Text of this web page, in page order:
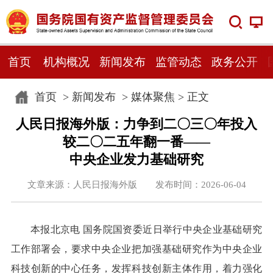
首页 机构概况 新闻发布 监管动态 政务公开
首页> 新闻发布> 媒体聚焦 > 正文
人民日报海外版：力争到二〇三〇年投入
较二〇二五年翻一番——
中央企业发力基础研究
文章来源：人民日报海外版 发布时间：2026-06-04
本报北京电 国务院国资委近日举行中央企业基础研究
工作部署会，要求中央企业把加强基础研究作为中央企业
科技创新的中心任务，发挥科技创新主体作用，着力强化